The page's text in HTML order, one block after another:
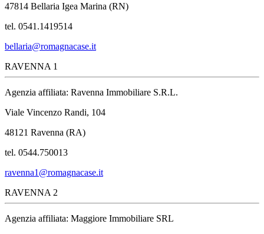
47814 Bellaria Igea Marina (RN)
tel. 0541.1419514
bellaria@romagnacase.it
RAVENNA 1
Agenzia affiliata: Ravenna Immobiliare S.R.L.
Viale Vincenzo Randi, 104
48121 Ravenna (RA)
tel. 0544.750013
ravenna1@romagnacase.it
RAVENNA 2
Agenzia affiliata: Maggiore Immobiliare SRL